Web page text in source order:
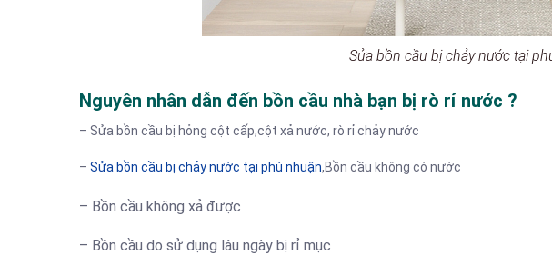
Sửa bồn cầu bị chảy nước tại
Nguyên nhân dẫn đến bồn cầu nhà bạn bị rò rỉ nước ?
– Sửa bồn cầu bị hỏng cột cấp,cột xả nước, rò rỉ chảy nước
– Sửa bồn cầu bị chảy nước tại phú nhuận,Bồn cầu không có nước
– Bồn cầu không xả được
– Bồn cầu do sử dụng lâu ngày bị rỉ mục